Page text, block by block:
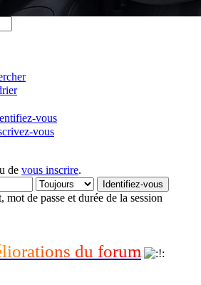
vous
vous
de vous inscrire.
de passe et durée de la session
liorations du forum